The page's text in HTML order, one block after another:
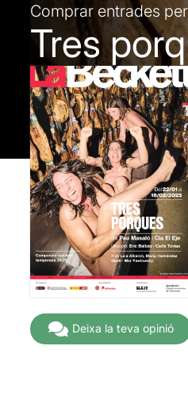
Comprar entrades
Tres
Deixa la teva opinió